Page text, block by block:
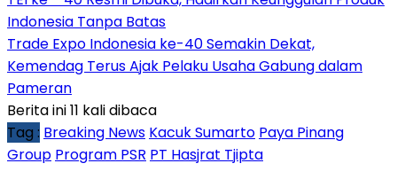
Indonesia Tanpa Batas
Trade Expo Indonesia ke-40 Semakin Dekat,
Kemendag Terus Ajak Pelaku Usaha Gabung dalam
Pameran
Berita ini 11 kali dibaca
Tag : Breaking News Kacuk Sumarto Paya Pinang
Group Program PSR PT Hasjrat Tjipta